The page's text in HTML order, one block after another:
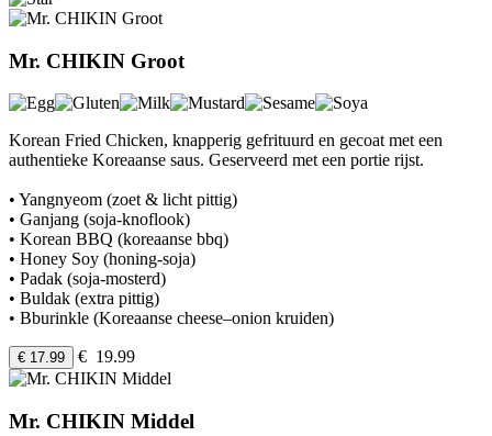
Mr. CHIKIN Groot
Korean Fried Chicken, knapperig gefrituurd en gecoat met een
authentieke Koreaanse saus. Geserveerd met een portie rijst.
• Yangnyeom (zoet & licht pittig)
• Ganjang (soja-knoflook)
• Korean BBQ (koreaanse bbq)
• Honey Soy (honing-soja)
• Padak (soja-mosterd)
• Buldak (extra pittig)
• Bburinkle (Koreaanse cheese–onion kruiden)
€ 17.99 € 19.99
Mr. CHIKIN Middel